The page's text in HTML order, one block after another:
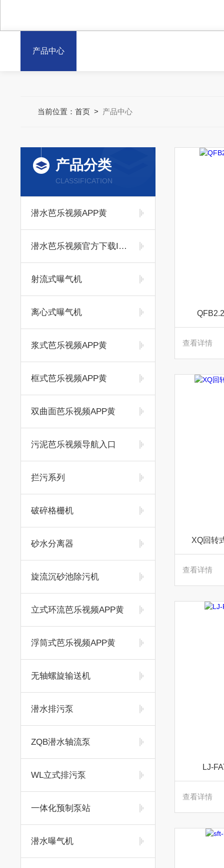
产品中心
当前位置： 首页> 产品中心
产品分类
CLASSIFICATION
潜水芭乐视频APP黄
潜水芭乐视频官方下载IOS
射流式曝气机
离心式曝气机
浆式芭乐视频APP黄
框式芭乐视频APP黄
双曲面芭乐视频APP黄
污泥芭乐视频导航入口
拦污系列
破碎格栅机
砂水分离器
旋流沉砂池除污机
立式环流芭乐视频APP黄
浮筒式芭乐视频APP黄
无轴螺旋输送机
潜水排污泵
ZQB潜水轴流泵
WL立式排污泵
一体化预制泵站
潜水曝气机
查看详情
XQ回转
查看详情
LJ-
查看详情